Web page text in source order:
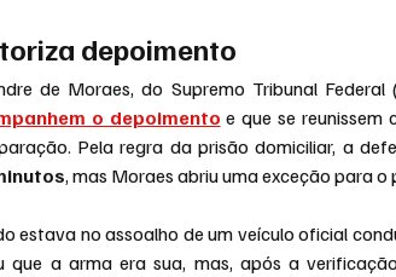
depoimento
de Moraes, do Supremo Tribunal Federal
o depoimento e que se
Pela regra da prisão domiciliar, a
, mas Moraes abriu uma exceção para
estava no assoalho de um veículo oficial
que a arma era sua, mas, após a